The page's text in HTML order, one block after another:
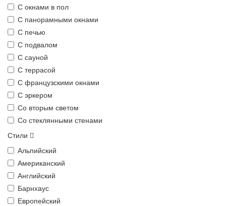
С окнами в пол
С панорамными окнами
С печью
С подвалом
С сауной
С террасой
С французскими окнами
С эркером
Со вторым светом
Со стеклянными стенами
Стили
Альпийский
Американский
Английский
Барнхаус
Европейский